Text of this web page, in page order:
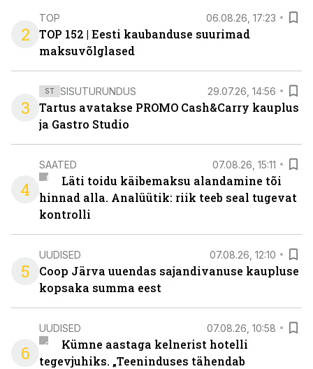
2
TOP 06.08.26, 17:23
TOP 152 | Eesti kaubanduse suurimad
maksuvõlglased
3
ST SISUTURUNDUS 29.07.26, 14:56
Tartus avatakse PROMO Cash&Carry kauplus
ja Gastro Studio
4
SAATED 07.08.26, 15:11
Läti toidu käibemaksu alandamine tõi
hinnad alla. Analüütik: riik teeb seal tugevat
kontrolli
5
UUDISED 07.08.26, 12:10
Coop Järva uuendas sajandivanuse kaupluse
kopsaka summa eest
6
UUDISED 07.08.26, 10:58
Kümne aastaga kelnerist hotelli
tegevjuhiks. „Teeninduses tähendab